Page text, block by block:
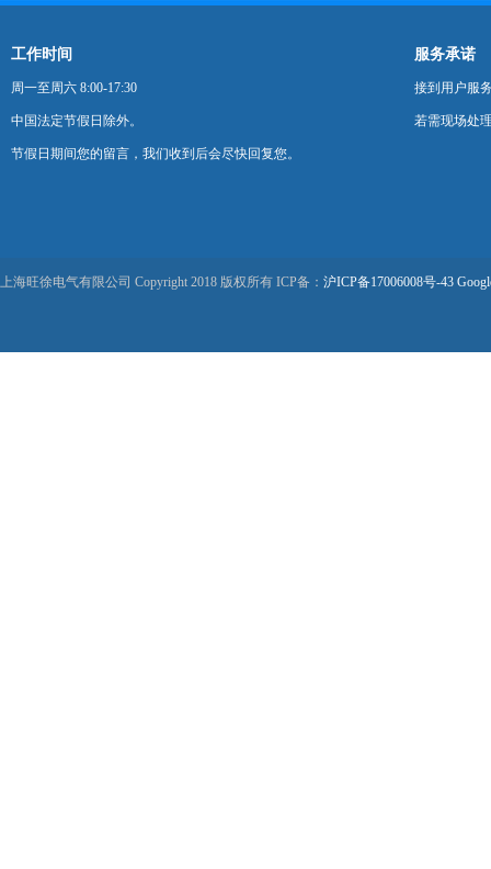
工作时间
周一至周六 8:00-17:30
中国法定节假日除外。
节假日期间您的留言，我们收到后会尽快回复您。
服务承诺
接到用户服
若需现场处
上海旺徐电气有限公司 Copyright 2018 版权所有 ICP备： 沪ICP备17006008号-43